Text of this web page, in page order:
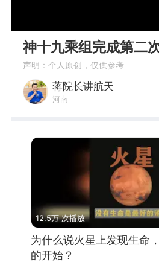
神十九乘组完成第二
声明：个人原创，仅供参考
蒋院长讲航天
河南
12.5万 次播放
为什么说火星上发现生命
的开始？